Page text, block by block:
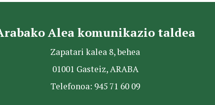
Alea komunikazio taldea
Zapatari kalea 8, behea
01001 Gasteiz, ARABA
Telefonoa: 945 71 60 09